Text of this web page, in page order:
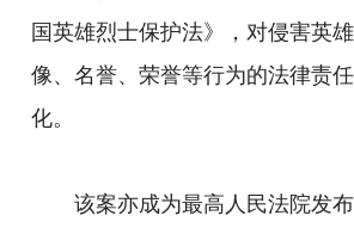
国英雄烈士保护法》，对侵害英
像、名誉、荣誉等行为的法律责
化。
该案亦成为最高人民法院发布